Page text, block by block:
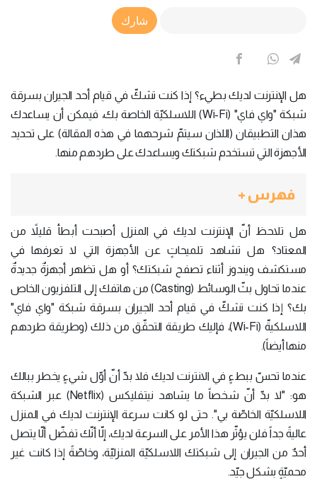
Article Link
شارك
هل الإنترنت لديك بطيء؟ إذا كنت تشكّ في قيام أحد الجيران بسرقة
شبكة "واي فاي" (Wi-Fi) اللاسلكيّة الخاصة بك، فيمكن أن يساعدك
هذان التطبيقان (اللذان سيتمّ شرحهما في هذه المقالة) على تحديد
الأجهزة التي تستخدم شبكتك ويساعدك على طردهم منها.
فهرس +
هل تلاحظ أنّ الإنترنت لديك في المنزل أصبحت أبطأ قليلاً من
المعتاد؟ هل تشاهد تلميحاتٍ عن الأجهزة التي لا تعرفها في
مستكشف ويندوز أثناء تصفح شبكتك؟ أو هل تظهر أجهزةٌ جديدةٌ
عندما تحاول بثّ الوسائط (Casting) من هاتفك إلى التلفزيون الخاص
بك؟ إذا كنت تشكّ في قيام أحد الجيران بسرقة شبكة "واي فاي"
اللاسلكيةّ (Wi-Fi)، فإليك طريقة التحقّق من ذلك (وطريقة طردهم
منها أيضاً).
عندما تحسّ ببطءٍ في الانترنت لديك فلا بدّ أنّ أوّل شيءٍ يخطر ببالك
هو: "لا بدّ أنّ شخصاً ما يشاهد نيتفليكس (Netflix) عبر الشبكة
اللاسلكيّة الخاصّة بي". حتى لو كانت سرعة الإنترنت لديك في المنزل
عاليةً جداً فلن يؤثّر هذا الأمر على السرعة لديك، إلّا أنّك تفضّل ألّا يتصل
أحدٌ من الجيران إلى شبكتك اللاسلكيّة المنزليّة، وخاصّةً إذا كانت غير
محميّةٍ بشكلٍ جيّد.